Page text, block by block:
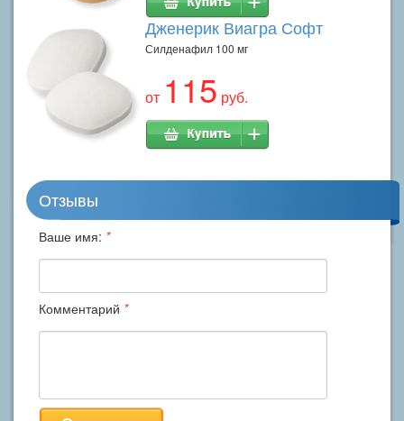
Дженерик Виагра Софт
Силденафил 100 мг
от 115 руб.
Отзывы
Ваше имя: *
Комментарий *